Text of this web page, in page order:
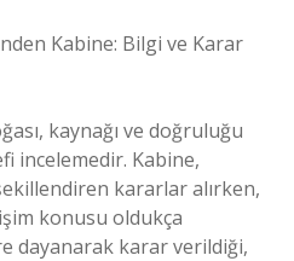
Kabine: Bilgi ve Karar
kaynağı ve doğruluğu
incelemedir. Kabine,
kararlar alırken,
konusu oldukça
dayanarak karar verildiği,